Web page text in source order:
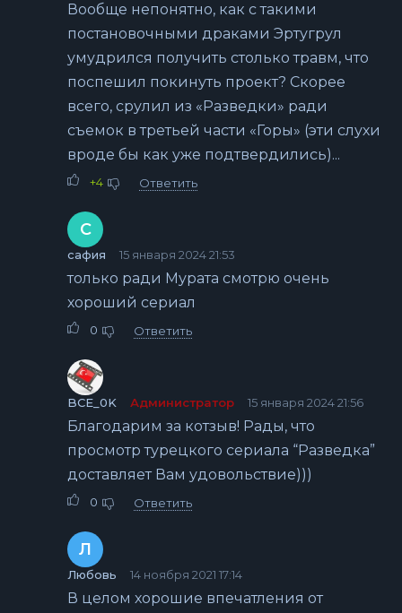
Вообще непонятно, как с такими
постановочными драками Эртугрул
умудрился получить столько травм, что
поспешил покинуть проект? Скорее
всего, срулил из «Разведки» ради
съемок в третьей части «Горы» (эти слухи
вроде бы как уже подтвердились)...
+4 Ответить
С
сафия 15 января 2024 21:53
только ради Мурата смотрю очень
хороший сериал
0 Ответить
BCE_0K Администратор 15 января 2024 21:56
Благодарим за котзыв! Рады, что
просмотр турецкого сериала “Разведка”
доставляет Вам удовольствие)))
0 Ответить
Л
Любовь 14 ноября 2021 17:14
В целом хорошие впечатления от